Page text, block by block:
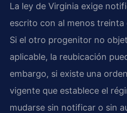
La ley de Virginia exige
escrito con al menos treinta
Si el otro progenitor no
aplicable, la reubicación
embargo, si existe una
vigente que establece el
mudarse sin notificar o sin